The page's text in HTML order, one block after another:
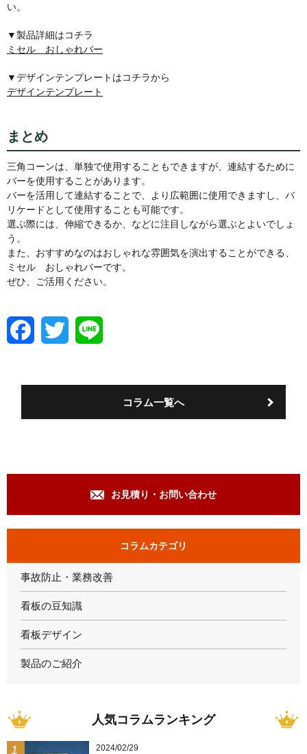
い。
▼製品詳細はコチラ
ミセル おしゃれバー
▼デザインテンプレートはコチラから
デザインテンプレート
まとめ
三角コーンは、単独で使用することもできますが、連結するために
バーを使用することがあります。
バーを活用して連結することで、より広範囲に使用できますし、バ
リケードとして使用することも可能です。
選ぶ際には、伸縮できるか、などに注目しながら選ぶとよいでしょ
う。
また、おすすめなのはおしゃれな雰囲気を演出することができる、
ミセル おしゃれバーです。
ぜひ、ご活用ください。
b
w
t
コラム一覧へ
お見積り・お問い合わせ
コラムカテゴリ
事故防止・業務改善
看板の豆知識
看板デザイン
製品のご紹介
人気コラムランキング
2024/02/29